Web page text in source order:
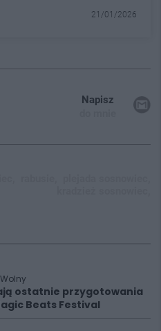
21/01/2026
Napisz
ostatnie przygotowania
Beats Festival